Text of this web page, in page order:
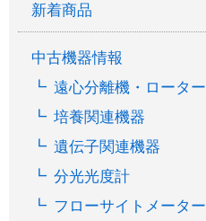
新着商品
中古機器情報
遠心分離機・ローター
培養関連機器
遺伝子関連機器
分光光度計
フローサイトメーター